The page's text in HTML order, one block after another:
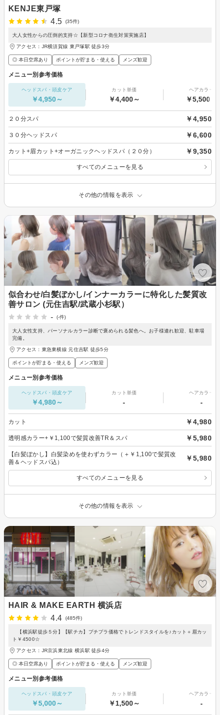
KENJE東戸塚
4.5
(35件)
大人女性からの圧倒的支持☆【新型コロナ衛生対策実施店】
アクセス：JR横須賀線 東戸塚駅 徒歩3分
◎ 本日空席あり ポイントが貯まる・使える メンズ歓迎
メニュー別参考価格
ヘッドスパ・頭皮ケア
￥4,950～
カット単価
￥4,400～
ヘアカラー
￥5,500～
２０分スパ ￥4,950
３０分ヘッドスパ ￥6,600
カット+眉カット+オーガニックヘッドスパ（２０分） ￥9,350
すべてのメニューを見る
その他の情報を表示
似合わせ/白髪ぼかし/インナーカラーに特化した髪質改
善サロン (元住吉駅/武蔵小杉駅）
-
(-件)
大人女性支持、パーソナルカラー診断で褒められる髪色へ。お子様連れ歓迎、駐車場
完備。
アクセス：東急東横線 元住吉駅 徒歩5分
ポイントが貯まる・使える メンズ歓迎
メニュー別参考価格
ヘッドスパ・頭皮ケア
￥4,980～
カット単価
-
ヘアカラー
-
カット ￥4,980
透明感カラー+￥1,100で髪質改善TR＆スパ ￥5,980
【白髪ぼかし】白髪染めを使わずカラー（＋￥1,100で髪質改
善＆ヘッドスパ込）
￥5,980
すべてのメニューを見る
その他の情報を表示
HAIR & MAKE EARTH 横浜店
4.4
(485件)
【横浜駅徒歩５分】【駅チカ】プチプラ価格でトレンドスタイルを♪カット＋眉カッ
ト￥4500☆
アクセス：JR京浜東北線 横浜駅 徒歩4分
◎ 本日空席あり ポイントが貯まる・使える メンズ歓迎
メニュー別参考価格
ヘッドスパ・頭皮ケア
￥5,000～
カット単価
￥1,500～
ヘアカラー
-